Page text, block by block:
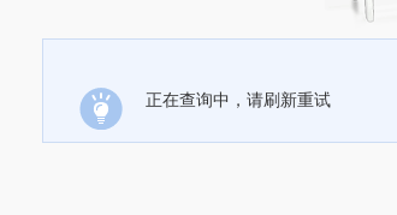
正在查询中，请刷新重试